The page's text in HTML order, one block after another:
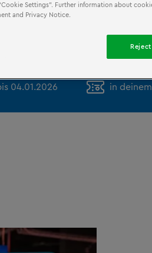
04.01.2026 in
Settings”. Further information about
and Privacy Notice.